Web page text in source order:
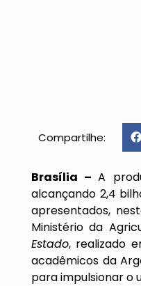
Compartilhe:
Brasília –A
alcançando 2,4
apresentados,
Ministério da
Estado, realizado
acadêmicos da
para impulsionar o